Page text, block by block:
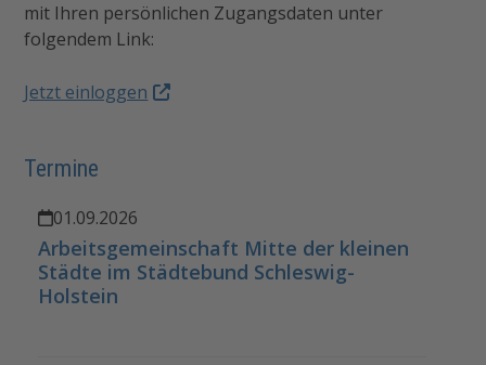
mit Ihren persönlichen Zugangsdaten unter
folgendem Link:
Jetzt einloggen
Termine
01.09.2026
Arbeitsgemeinschaft Mitte der kleinen
Städte im Städtebund Schleswig-
Holstein